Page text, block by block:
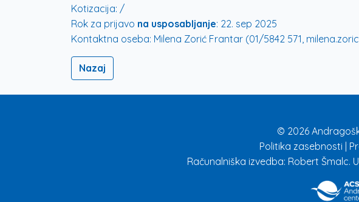
Kotizacija: /
Rok za prijavo na usposabljanje: 22. sep 2025
Kontaktna oseba: Milena Zorić Frantar (01/5842 571,
Nazaj
© 2026
Politika zasebnosti
Računalniška izvedba: Robert Šmalc.